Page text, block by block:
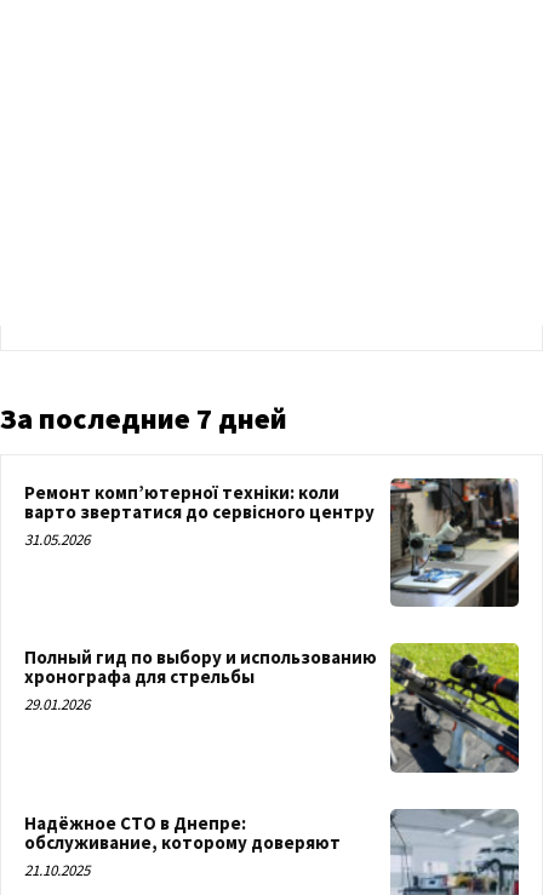
За последние 7 дней
Ремонт комп’ютерної техніки: коли
варто звертатися до сервісного центру
31.05.2026
Полный гид по выбору и использованию
хронографа для стрельбы
29.01.2026
Надёжное СТО в Днепре:
обслуживание, которому доверяют
21.10.2025